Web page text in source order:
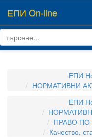
ЕПИ On-line
ЕПИ
НОРМАТИВНИ
ЕПИ
ПРАВО ПО
Качество,